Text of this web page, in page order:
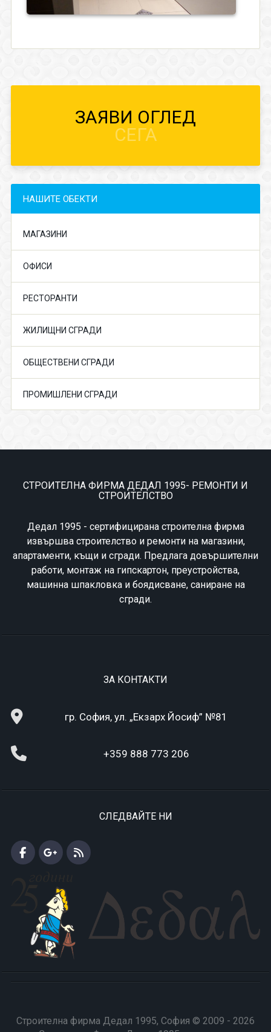
ЗАЯВИ ОГЛЕД
СЕГА
НАШИТЕ ОБЕКТИ
МАГАЗИНИ
ОФИСИ
РЕСТОРАНТИ
ЖИЛИЩНИ СГРАДИ
ОБЩЕСТВЕНИ СГРАДИ
ПРОМИШЛЕНИ СГРАДИ
СТРОИТЕЛНА ФИРМА ДЕДАЛ 1995- РЕМОНТИ И
СТРОИТЕЛСТВО
Дедал 1995 - сертифицирана строителна фирма
извършва строителство и ремонти на магазини,
апартаменти, къщи и сгради. Предлага довършителни
работи, монтаж на гипскартон, преустройства,
машинна шпакловка и боядисване, саниране на
сгради.
ЗА КОНТАКТИ
гр. София, ул. „Екзарх Йосиф” №81
+359 888 773 206
СЛЕДВАЙТЕ НИ
Строителна фирма Дедал 1995, София © 2009 - 2026